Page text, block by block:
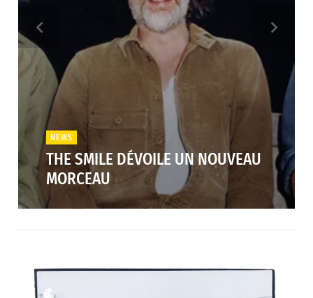
NEWS
THE SMILE DÉVOILE UN NOUVEAU
MORCEAU